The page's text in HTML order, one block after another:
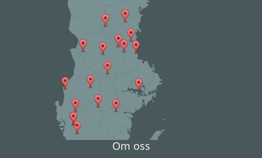
Om oss